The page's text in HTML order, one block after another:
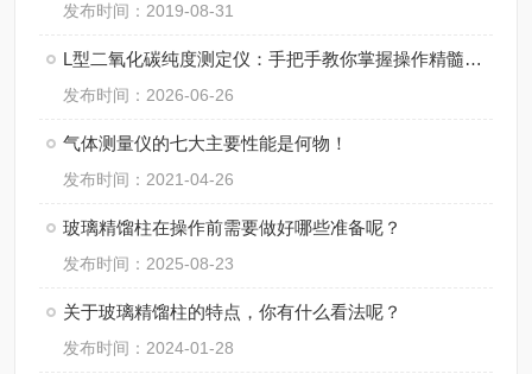
发布时间：2019-08-31
L型二氧化碳纯度测定仪：手把手教你掌握操作精髓，轻松搞定精准检测！
发布时间：2026-06-26
气体测量仪的七大主要性能是何物！
发布时间：2021-04-26
玻璃精馏柱在操作前需要做好哪些准备呢？
发布时间：2025-08-23
关于玻璃精馏柱的特点，你有什么看法呢？
发布时间：2024-01-28